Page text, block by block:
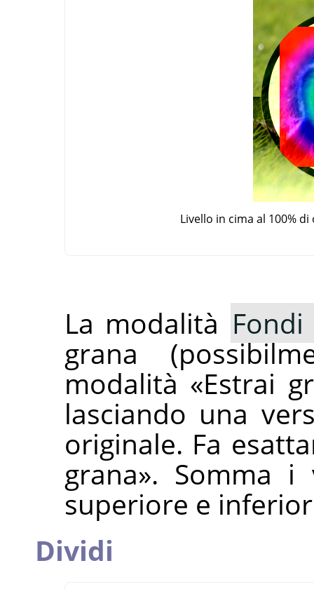
Livello in cima al 100%
La modalità
grana
modalità«Estrai
lasciando una
originale. Fa
grana». Somma i
superiore e
Dividi